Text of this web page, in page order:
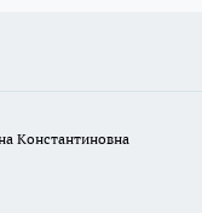
Константиновна